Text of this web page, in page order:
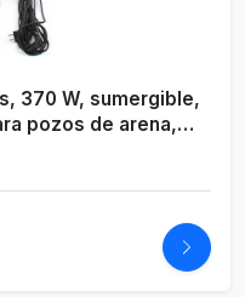
370 W, sumergible,
pozos de arena,